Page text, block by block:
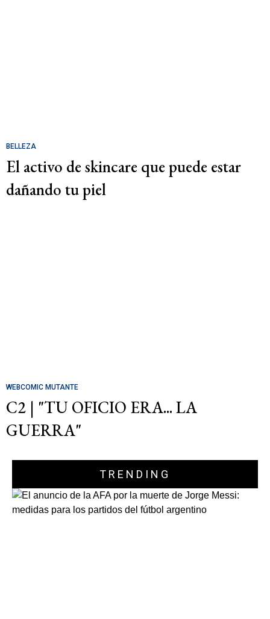
BELLEZA
El activo de skincare que puede estar
dañando tu piel
WEBCOMIC MUTANTE
C2 | "TU OFICIO ERA... LA
GUERRA"
TRENDING